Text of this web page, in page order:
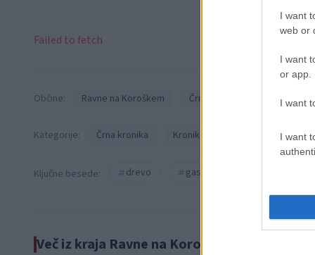
I want
web or
I want
or app.
I want
I want
Failed to fetch
Občine: Ravne na Koroškem Črna na Koroškem
Kategorije: Črna kronika Kronika
Ključne besede: drevo gasilci
Več iz kraja Ravne na Koroškem